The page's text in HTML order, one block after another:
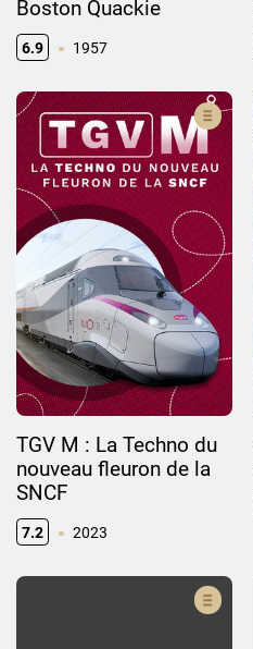
Boston Quackie
6.9 1957
TGV M : La Techno du
nouveau fleuron de la
SNCF
7.2 2023